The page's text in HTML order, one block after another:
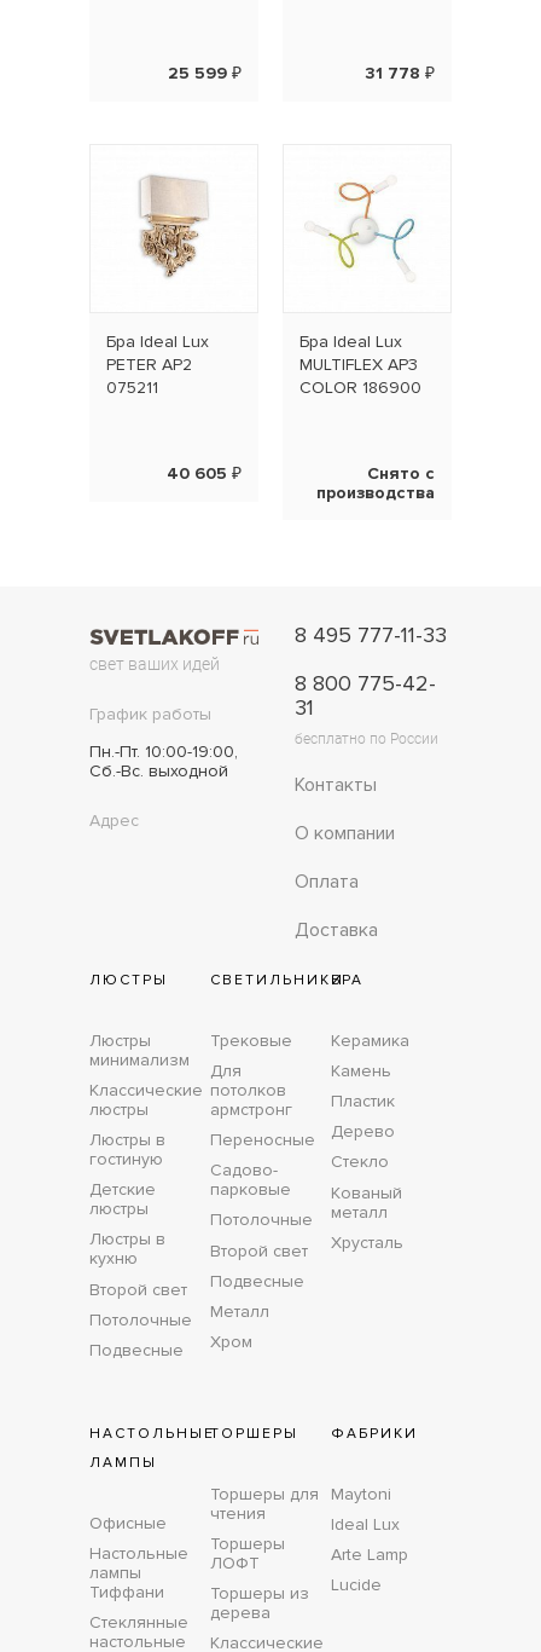
25 599 ₽ 31 778 ₽
Бра Ideal Lux
PETER AP2
075211
40 605 ₽
Бра Ideal Lux
MULTIFLEX AP3
COLOR 186900
Снято с
производства
свет ваших идей
График работы
Пн.-Пт. 10:00-19:00,
Сб.-Вс. выходной
Адрес
8 495 777-11-33
8 800 775-42-
31
бесплатно по России
Контакты
О компании
Оплата
Доставка
ЛЮСТРЫ
Люстры
минимализм
Классические
люстры
Люстры в
гостиную
Детские
люстры
Люстры в
кухню
Второй свет
Потолочные
Подвесные
СВЕТИЛЬНИКИ
Трековые
Для
потолков
армстронг
Переносные
Садово-
парковые
Потолочные
Второй свет
Подвесные
Металл
Хром
БРА
Керамика
Камень
Пластик
Дерево
Стекло
Кованый
металл
Хрусталь
НАСТОЛЬНЫЕ
ЛАМПЫ
Офисные
Настольные
лампы
Тиффани
Стеклянные
настольные
ТОРШЕРЫ
Торшеры для
чтения
Торшеры
ЛОФТ
Торшеры из
дерева
Классические
ФАБРИКИ
Maytoni
Ideal Lux
Arte Lamp
Lucide